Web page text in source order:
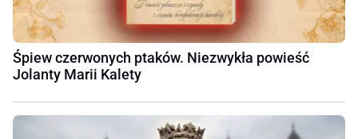
Śpiew czerwonych ptaków. Niezwykła powieść
Jolanty Marii Kalety